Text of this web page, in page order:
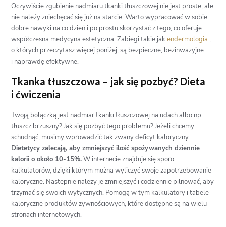
Oczywiście zgubienie nadmiaru tkanki tłuszczowej nie jest proste, ale
nie należy zniechęcać się już na starcie. Warto wypracować w sobie
dobre nawyki na co dzień i po prostu skorzystać z tego, co oferuje
współczesna medycyna estetyczna. Zabiegi takie jakendermologia ,
o których przeczytasz więcej poniżej, są bezpieczne, bezinwazyjne
i naprawdę efektywne.
Tkanka tłuszczowa – jak się pozbyć? Dieta
i ćwiczenia
Twoją bolączką jest nadmiar tkanki tłuszczowej na udach albo np.
tłuszcz brzuszny? Jak się pozbyć tego problemu? Jeżeli chcemy
schudnąć, musimy wprowadzić tak zwany deficyt kaloryczny.
Dietetycy zalecają, aby zmniejszyć ilość spożywanych dziennie
kalorii o około 10-15%.W internecie znajduje się sporo
kalkulatorów, dzięki którym można wyliczyć swoje zapotrzebowanie
kaloryczne. Następnie należy je zmniejszyć i codziennie pilnować, aby
trzymać się swoich wytycznych. Pomogą w tym kalkulatory i tabele
kaloryczne produktów żywnościowych, które dostępne są na wielu
stronach internetowych.